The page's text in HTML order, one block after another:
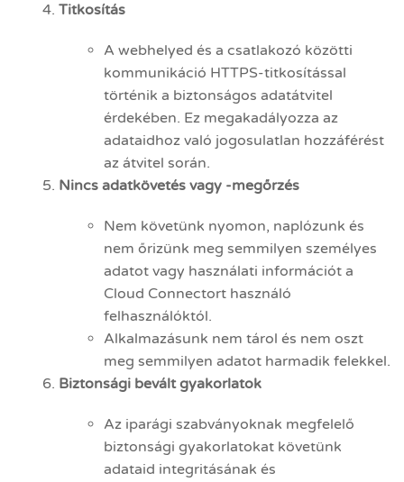
Titkosítás
A webhelyed és a csatlakozó közötti
kommunikáció HTTPS-titkosítással
történik a biztonságos adatátvitel
érdekében. Ez megakadályozza az
adataidhoz való jogosulatlan hozzáférést
az átvitel során.
Nincs adatkövetés vagy -megőrzés
Nem követünk nyomon, naplózunk és
nem őrizünk meg semmilyen személyes
adatot vagy használati információt a
Cloud Connectort használó
felhasználóktól.
Alkalmazásunk nem tárol és nem oszt
meg semmilyen adatot harmadik felekkel.
Biztonsági bevált gyakorlatok
Az iparági szabványoknak megfelelő
biztonsági gyakorlatokat követünk
adataid integritásának és